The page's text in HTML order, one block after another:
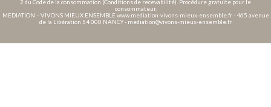
2 du Code de la consommation (Conditions de recevabilité). Procédure gratuite pour le
consommateur.
MEDIATION – VIVONS MIEUX ENSEMBLE www.mediation-vivons-mieux-ensemble.fr - 465 avenue
de la Libération 54 000 NANCY - mediation@vivons-mieux-ensemble.fr